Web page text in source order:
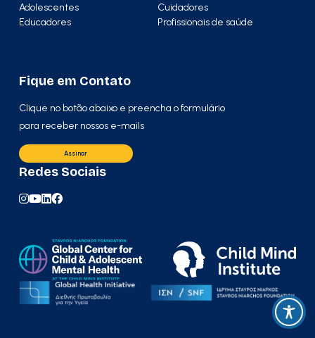
Adolescentes
Cuidadores
Educadores
Profissionais de saúde
Fique em Contato
Clique no botão abaixo e preencha o formulário
para receber nossos e-mails
Assinar
Redes Sociais